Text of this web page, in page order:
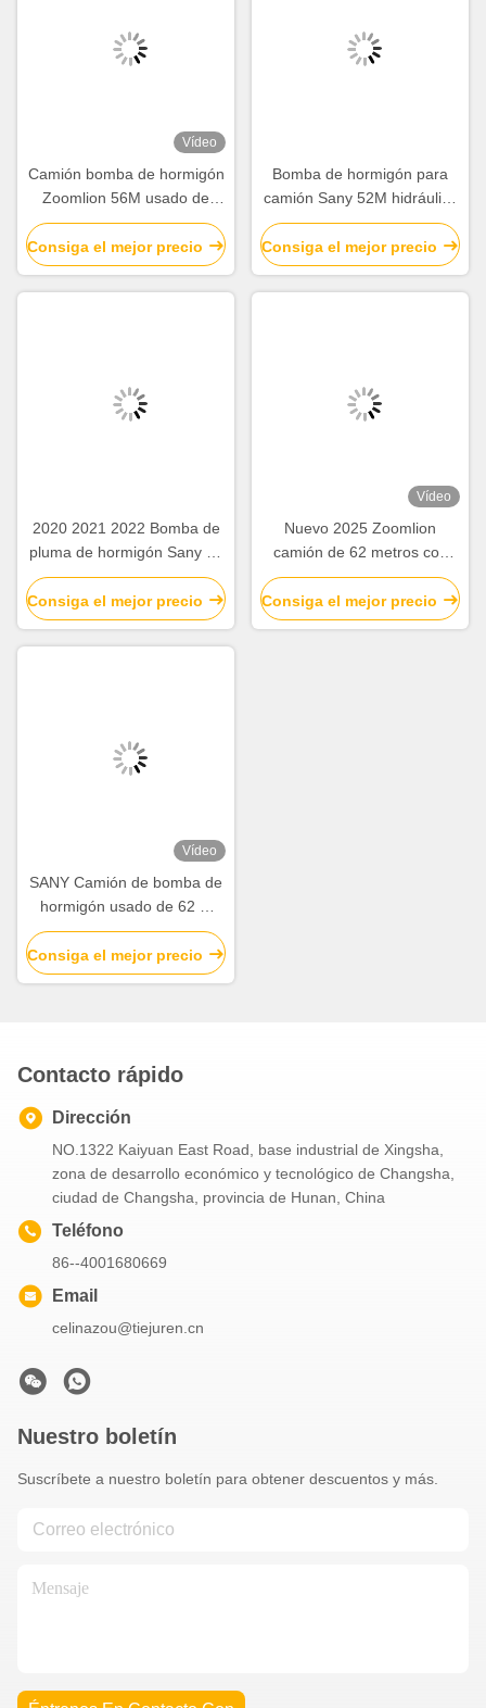
Vídeo
Camión bomba de hormigón
Zoomlion 56M usado de
2019, chasis Mercedes Benz
con operación inteligente y
eficiente
Consiga el mejor precio
Bomba de hormigón para
camión Sany 52M hidráulica
usada de 2020 SY5418THB,
equipo de construcción
Consiga el mejor precio
2020 2021 2022 Bomba de
pluma de hormigón Sany de
62 m de segunda mano con
chasis de hormigón
Consiga el mejor precio
Vídeo
Nuevo 2025 Zoomlion
camión de 62 metros con
Sitrak ZLJ5461THBKF
Consiga el mejor precio
Vídeo
SANY Camión de bomba de
hormigón usado de 62 m
2019 con chasis VOLVO
Consiga el mejor precio
Contacto rápido
Dirección
NO.1322 Kaiyuan East Road, base industrial de Xingsha,
zona de desarrollo económico y tecnológico de Changsha,
ciudad de Changsha, provincia de Hunan, China
Teléfono
86--4001680669
Email
celinazou@tiejuren.cn
Nuestro boletín
Suscríbete a nuestro boletín para obtener descuentos y más.